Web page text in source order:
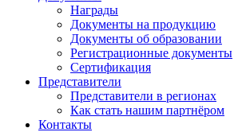
Награды
Документы на продукцию
Документы об образовании
Регистрационные документы
Сертификация
Представители
Представители в регионах
Как стать нашим партнёром
Контакты